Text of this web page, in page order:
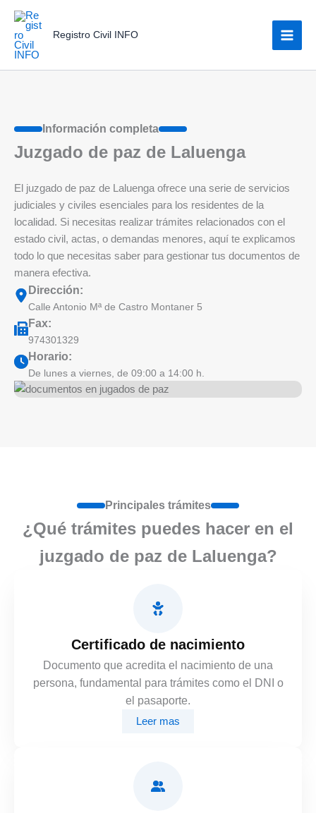
contenido
Registro Civil INFO
Información completa
Juzgado de paz de Laluenga
El juzgado de paz de Laluenga ofrece una serie de servicios
judiciales y civiles esenciales para los residentes de la
localidad. Si necesitas realizar trámites relacionados con el
estado civil, actas, o demandas menores, aquí te explicamos
todo lo que necesitas saber para gestionar tus documentos de
manera efectiva.
Dirección:
Calle Antonio Mª de Castro Montaner 5
Fax:
974301329
Horario:
De lunes a viernes, de 09:00 a 14:00 h.
Principales trámites
¿Qué trámites puedes hacer en el
juzgado de paz de Laluenga?
Certificado de nacimiento
Documento que acredita el nacimiento de una
persona, fundamental para trámites como el DNI o
el pasaporte.
Leer mas